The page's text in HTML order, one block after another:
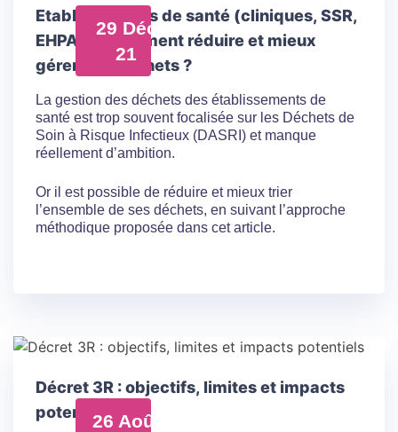
29 Déc
21
Etablissements de santé (cliniques, SSR,
EHPAD) : comment réduire et mieux
gérer vos déchets ?
La gestion des déchets des établissements de
santé est trop souvent focalisée sur les Déchets de
Soin à Risque Infectieux (DASRI) et manque
réellement d’ambition.
Or il est possible de réduire et mieux trier
l’ensemble de ses déchets, en suivant l’approche
méthodique proposée dans cet article.
26 Août
Décret 3R : objectifs, limites et impacts
potentiels